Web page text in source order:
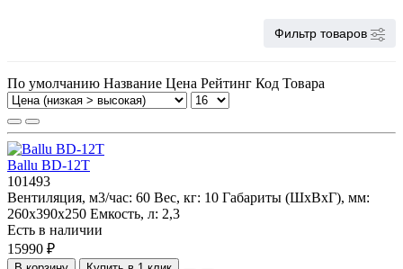
Фильтр товаров
По умолчанию Название Цена Рейтинг Код Товара
Ballu BD-12T
101493
Вентиляция, м3/час: 60 Вес, кг: 10 Габариты (ШхВхГ), мм:
260x390x250 Емкость, л: 2,3
Есть в наличии
15990 ₽